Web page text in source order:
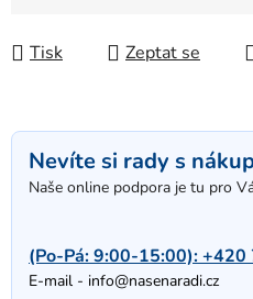
Tisk Zeptat se
Nevíte si rady s
Naše online podpora je tu pro
(Po-Pá: 9:00-15:00):+420
E-mail - info@nasenaradi.cz